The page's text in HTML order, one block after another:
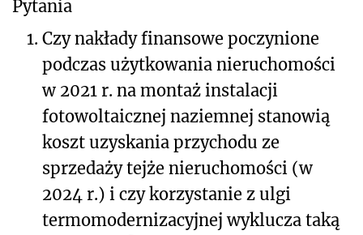
Pytania
1. Czy nakłady finansowe poczynione
podczas użytkowania nieruchomości
w 2021 r. na montaż instalacji
fotowoltaicznej naziemnej stanowią
koszt uzyskania przychodu ze
sprzedaży tejże nieruchomości (w
2024 r.) i czy korzystanie z ulgi
termomodernizacyjnej wyklucza taką